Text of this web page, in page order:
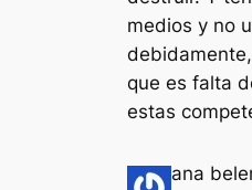
medios y no
que es falta
estas
ana